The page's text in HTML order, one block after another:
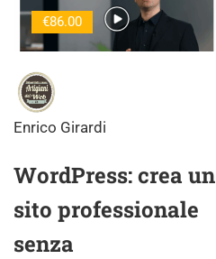
€86.00
Enrico Girardi
WordPress: crea un
sito professionale
senza